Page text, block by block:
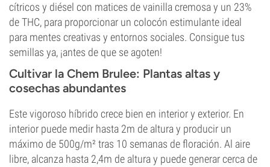
cítricos y diésel con matices de vainilla cremosa y un 23%
de THC, para proporcionar un colocón estimulante ideal
para mentes creativas y entornos sociales. Consigue tus
semillas ya, ¡antes de que se agoten!
Cultivar la Chem Brulee: Plantas altas y
cosechas abundantes
Este vigoroso híbrido crece bien en interior y exterior. En
interior puede medir hasta 2m de altura y producir un
máximo de 500g/m² tras 10 semanas de floración. Al aire
libre, alcanza hasta 2,4m de altura y puede generar cerca de